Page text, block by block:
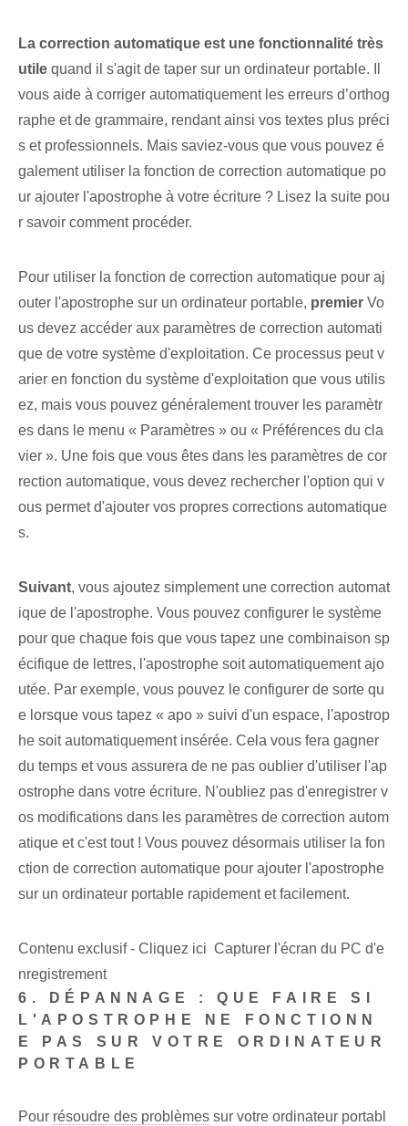
La correction automatique est une fonctionnalité très
utile quand il s'agit de taper sur un ordinateur portable. Il
vous aide à corriger automatiquement les erreurs d’orthog
raphe et de grammaire, rendant ainsi vos textes plus préci
s et professionnels. Mais saviez-vous que vous pouvez é
galement utiliser la fonction de correction automatique po
ur ajouter l'apostrophe à votre écriture ? Lisez la suite pou
r savoir comment procéder.
Pour utiliser la fonction de correction automatique pour aj
outer l'apostrophe sur un ordinateur portable, premier Vo
us devez accéder aux paramètres de correction automati
que de votre système d'exploitation. ‌Ce ⁤processus peut v
arier ⁣en fonction du système d'exploitation que vous utilis
ez, mais vous pouvez généralement trouver les paramètr
es dans le menu « Paramètres » ou « Préférences du cla
vier ». Une fois que vous êtes dans⁤ les paramètres de cor
rection automatique,‍ vous devez rechercher l'option qui v
ous permet d'ajouter vos propres corrections automatique
s.
Suivant, vous ajoutez simplement une correction automat
ique de l'apostrophe. Vous pouvez configurer le système
pour que chaque fois que vous tapez une combinaison sp
écifique de lettres, l'apostrophe soit automatiquement ajo
utée. Par exemple, vous pouvez le configurer de sorte qu
e lorsque vous tapez « apo » suivi d'un espace, l'apostrop
he soit automatiquement insérée. Cela vous fera gagner
du temps et vous assurera de ne pas oublier d'utiliser l'ap
ostrophe dans votre écriture. ⁤N'oubliez pas d'enregistrer v
os modifications dans les paramètres de correction autom
atique et⁢ c'est tout ! Vous pouvez désormais utiliser la fon
ction de correction automatique pour ajouter l'apostrophe
sur un ordinateur portable rapidement et facilement.
Contenu exclusif - Cliquez ici Capturer l'écran du PC d'e
nregistrement
6. DÉPANNAGE : QUE FAIRE SI
L'APOSTROPHE NE FONCTIONN
E PAS SUR VOTRE ORDINATEUR
PORTABLE
Pour résoudre des problèmes ‍sur votre ordinateur portabl